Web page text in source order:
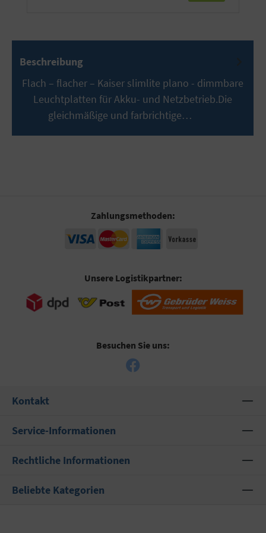
Beschreibung
Flach – flacher – Kaiser slimlite plano - dimmbare
Leuchtplatten für Akku- und Netzbetrieb.Die
gleichmäßige und farbrichtige…
Zahlungsmethoden:
Unsere Logistikpartner:
Besuchen Sie uns:
Kontakt
Service-Informationen
Rechtliche Informationen
Beliebte Kategorien